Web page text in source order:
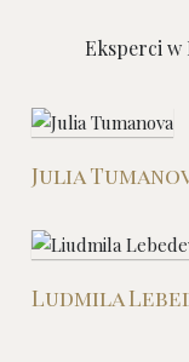
Eksperci w
Julia
Ludmila